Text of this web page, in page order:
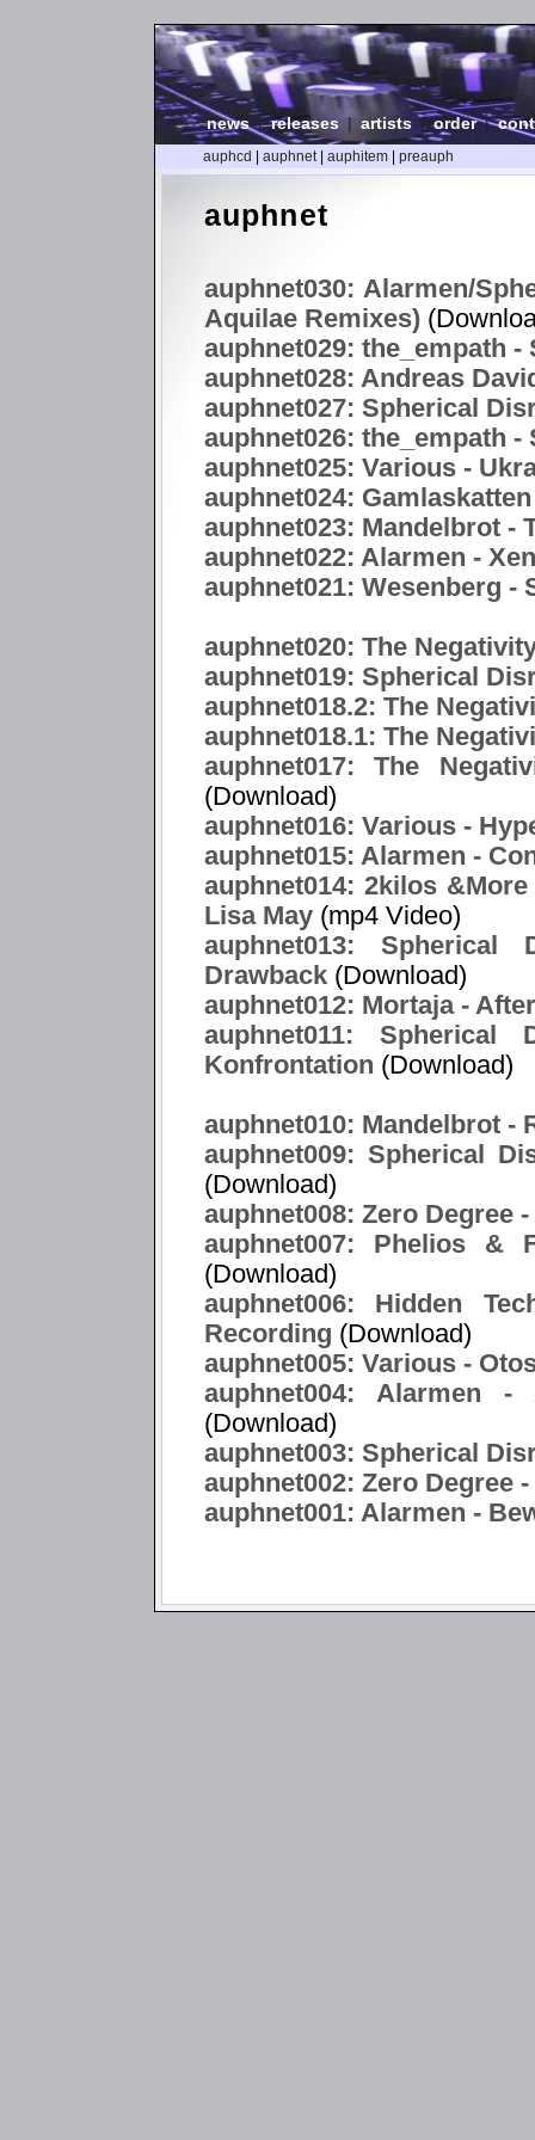
news|releases | artists |order|
auphcd auphnet| auphitem preauph
auphnet
auphnet030: Alarmen/
Aquilae Remixes)
auphnet029: the_empath -
auphnet028: Andreas
auphnet027: Spherical
auphnet026: the_empath -
auphnet025: Various -
auphnet024:
auphnet023: Mandelbrot -
auphnet022: Alarmen -
auphnet021: Wesenberg -
auphnet020: The
auphnet019: Spherical
auphnet018.2: The
auphnet018.1: The
auphnet017: The
(Download)
auphnet016: Various -
auphnet015: Alarmen -
auphnet014: 2kilos
Lisa May (mp4 Video)
auphnet013:
Drawback (Download)
auphnet012: Mortaja -
auphnet011:
Konfrontation (Download)
auphnet010: Mandelbrot -
auphnet009: Spherical
(Download)
auphnet008: Zero Degree
auphnet007: Phelios &
(Download)
auphnet006: Hidden
Recording (Download)
auphnet005: Various -
auphnet004:
(Download)
auphnet003: Spherical
auphnet002: Zero Degree
auphnet001: Alarmen -